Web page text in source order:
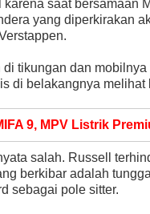
saat bersamaan
yang diperkirakan
tikungan dan
di belakangnya
9, MPV Listrik
salah. Russell
berkibar adalah
sebagai pole sitter.